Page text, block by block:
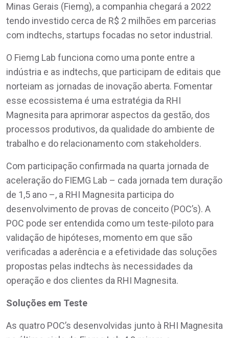
Minas Gerais (Fiemg), a companhia chegará a 2022
tendo investido cerca de R$ 2 milhões em parcerias
com indtechs, startups focadas no setor industrial.
O Fiemg Lab funciona como uma ponte entre a
indústria e as indtechs, que participam de editais que
norteiam as jornadas de inovação aberta. Fomentar
esse ecossistema é uma estratégia da RHI
Magnesita para aprimorar aspectos da gestão, dos
processos produtivos, da qualidade do ambiente de
trabalho e do relacionamento com stakeholders.
Com participação confirmada na quarta jornada de
aceleração do FIEMG Lab – cada jornada tem duração
de 1,5 ano –, a RHI Magnesita participa do
desenvolvimento de provas de conceito (POC’s). A
POC pode ser entendida como um teste-piloto para
validação de hipóteses, momento em que são
verificadas a aderência e a efetividade das soluções
propostas pelas indtechs às necessidades da
operação e dos clientes da RHI Magnesita.
Soluções em Teste
As quatro POC’s desenvolvidas junto à RHI Magnesita